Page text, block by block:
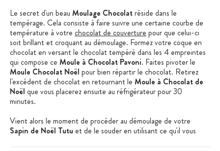
Le secret d'un beau Moulage Chocolatréside dans le
tempérage. Cela consiste à faire suivre une certaine courbe de
température à votre chocolat de couverture pour que celui-ci
soit brillant et croquant au démoulage. Formez votre coque en
chocolat en versant le chocolat tempéré dans les 4 empreintes
qui compose ce Moule à Chocolat Pavoni. Faites pivoter le
Moule Chocolat Noël pour bien répartir le chocolat. Retirez
l'excédent de chocolat en retournant le Moule à Chocolat de
Noël que vous placerez ensuite au réfrigérateur pour 30
minutes.
Vient alors le moment de procéder au démoulage de votre
Sapin de Noël Tutu et de le souder en utilisant ce qu'il vous